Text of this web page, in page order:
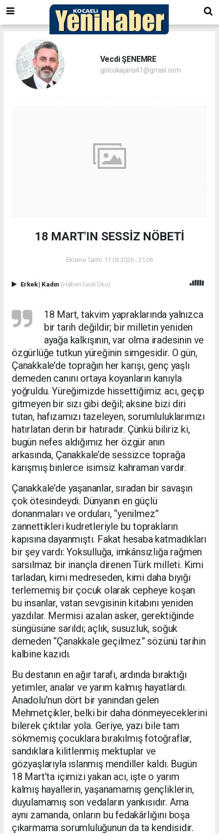
Vecdi ŞENEMRE
golcukajans41@gmail.com
18 MART'IN SESSİZ NÖBETİ
Ekleme Tarihi: 17.03.2026 - 21:06
Erkek| Kadın (Haberi Sesli Oku)
18 Mart, takvim yapraklarında yalnızca
bir tarih değildir; bir milletin yeniden
ayağa kalkışının, var olma iradesinin ve
özgürlüğe tutkun yüreğinin simgesidir. O gün,
Çanakkale’de toprağın her karışı, genç yaşlı
demeden canını ortaya koyanların kanıyla
yoğruldu. Yüreğimizde hissettiğimiz acı, geçip
gitmeyen bir sızı gibi değil; aksine bizi diri
tutan, hafızamızı tazeleyen, sorumluluklarımızı
hatırlatan derin bir hatıradır. Çünkü biliriz ki,
bugün nefes aldığımız her özgür anın
arkasında, Çanakkale’de sessizce toprağa
karışmış binlerce isimsiz kahraman vardır.
Çanakkale’de yaşananlar, sıradan bir savaşın
çok ötesindeydi. Dünyanın en güçlü
donanmaları ve orduları, “yenilmez”
zannettikleri kudretleriyle bu toprakların
kapısına dayanmıştı. Fakat hesaba katmadıkları
bir şey vardı: Yoksulluğa, imkânsızlığa rağmen
sarsılmaz bir inançla direnen Türk milleti. Kimi
tarladan, kimi medreseden, kimi daha bıyığı
terlememiş bir çocuk olarak cepheye koşan
bu insanlar, vatan sevgisinin kitabını yeniden
yazdılar. Mermisi azalan asker, gerektiğinde
süngüsüne sarıldı; açlık, susuzluk, soğuk
demeden “Çanakkale geçilmez” sözünü tarihin
kalbine kazıdı.
Bu destanın en ağır tarafı, ardında bıraktığı
yetimler, analar ve yarım kalmış hayatlardı.
Anadolu’nun dört bir yanından gelen
Mehmetçikler, belki bir daha dönmeyeceklerini
bilerek çıktılar yola. Geriye, yazı bile tam
sökmemiş çocuklara bırakılmış fotoğraflar,
sandıklara kilitlenmiş mektuplar ve
gözyaşlarıyla ıslanmış mendiller kaldı. Bugün
18 Mart’ta içimizi yakan acı, işte o yarım
kalmış hayallerin, yaşanamamış gençliklerin,
duyulamamış son vedaların yankısıdır. Ama
aynı zamanda, onların bu fedakârlığını boşa
çıkarmama sorumluluğunun da ta kendisidir.